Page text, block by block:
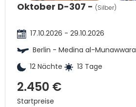
Oktober D-307 - (Silber)
17.10.2026 - 29.10.2026
Berlin - Medina al-Munawwara
12 Nächte
13 Tage
2.450 €
Startpreise